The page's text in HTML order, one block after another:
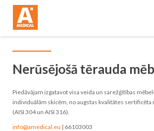
Nerūsējošā tērauda
Piedāvājam izgatavot visa veida un sarežģītības
individuālām skicēm, no augstas kvalitātes sertificēta
(AISI 304 un AISI 316).
info@amedical.eu | 66103003